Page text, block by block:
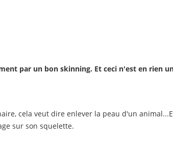
par un bon skinning. Et ceci n'est en rien
cela veut dire enlever la peau d'un
sur son squelette.